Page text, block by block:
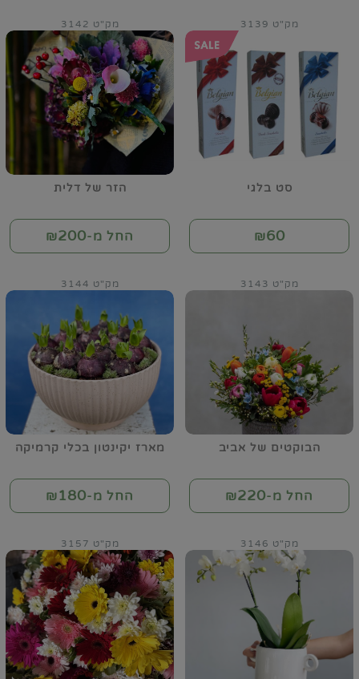
סט בלגי
מק"ט 3139
₪60
הזר של דלית
מק"ט 3142
החל מ-₪200
הבוקטים של אביב
מק"ט 3143
החל מ-₪220
מארז יקינטון בכלי קרמיקה
מק"ט 3144
החל מ-₪180
מק"ט 3146 מק"ט 3157